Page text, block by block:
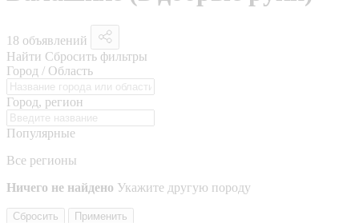
18 объявлений
Найти Сбросить фильтры
Город / Область
Город, регион
Популярные
Все регионы
Ничего не найдено Укажите другую породу
Сбросить Применить